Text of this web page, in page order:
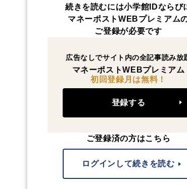
続きを読むには小学館IDならび
マネーポストWEBプレミアム
ご登録が必要です
広告なしでサイト内の全記事読み放
マネーポストWEBプレミアム
初回登録月は無料！
登録する
ご登録済の方はこちら
ログインして続きを読む